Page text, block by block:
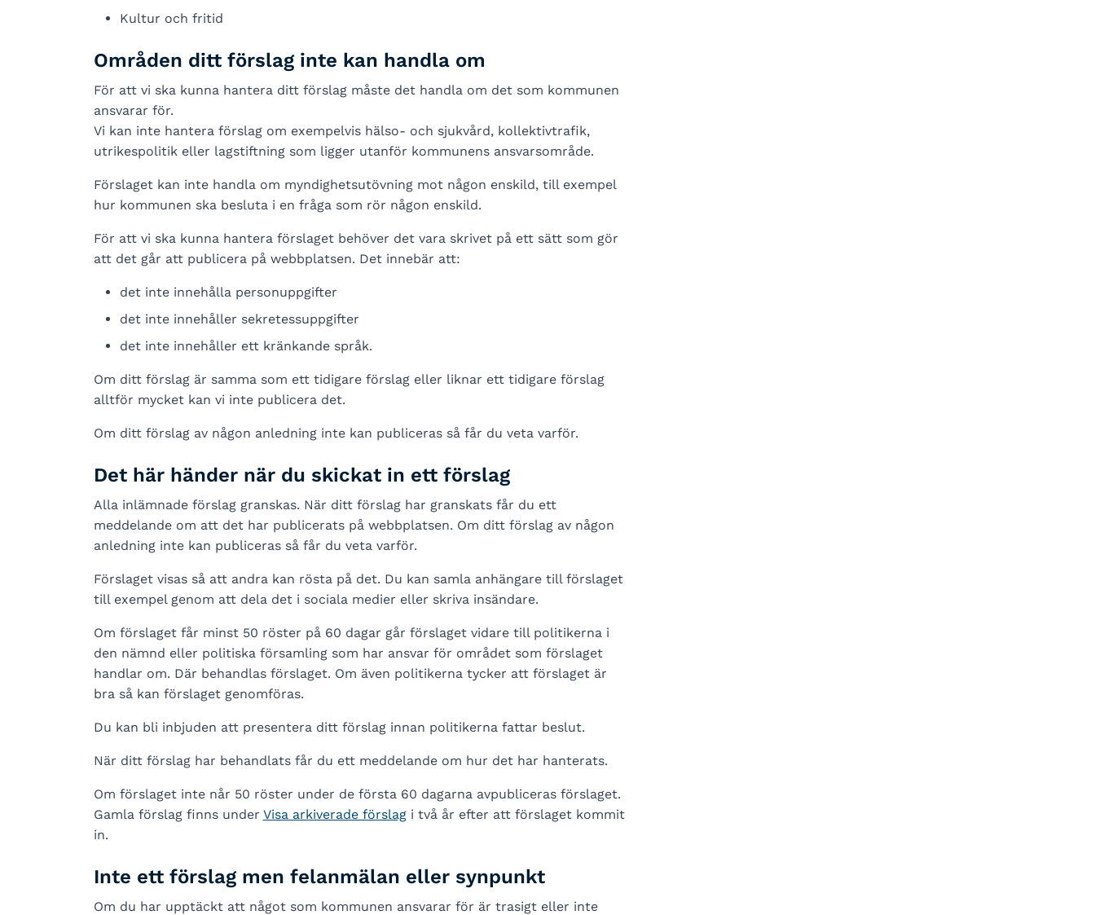
Kultur och fritid
Områden ditt förslag inte kan handla om
För att vi ska kunna hantera ditt förslag måste det handla om det som kommunen
ansvarar för.
Vi kan inte hantera förslag om exempelvis hälso- och sjukvård, kollektivtrafik,
utrikespolitik eller lagstiftning som ligger utanför kommunens ansvarsområde.
Förslaget kan inte handla om myndighetsutövning mot någon enskild, till exempel
hur kommunen ska besluta i en fråga som rör någon enskild.
För att vi ska kunna hantera förslaget behöver det vara skrivet på ett sätt som gör
att det går att publicera på webbplatsen. Det innebär att:
det inte innehålla personuppgifter
det inte innehåller sekretessuppgifter
det inte innehåller ett kränkande språk.
Om ditt förslag är samma som ett tidigare förslag eller liknar ett tidigare förslag
alltför mycket kan vi inte publicera det.
Om ditt förslag av någon anledning inte kan publiceras så får du veta varför.
Det här händer när du skickat in ett förslag
Alla inlämnade förslag granskas. När ditt förslag har granskats får du ett
meddelande om att det har publicerats på webbplatsen. Om ditt förslag av någon
anledning inte kan publiceras så får du veta varför.
Förslaget visas så att andra kan rösta på det. Du kan samla anhängare till förslaget
till exempel genom att dela det i sociala medier eller skriva insändare.
Om förslaget får minst 50 röster på 60 dagar går förslaget vidare till politikerna i
den nämnd eller politiska församling som har ansvar för området som förslaget
handlar om. Där behandlas förslaget. Om även politikerna tycker att förslaget är
bra så kan förslaget genomföras.
Du kan bli inbjuden att presentera ditt förslag innan politikerna fattar beslut.
När ditt förslag har behandlats får du ett meddelande om hur det har hanterats.
Om förslaget inte når 50 röster under de första 60 dagarna avpubliceras förslaget.
Gamla förslag finns under Visa arkiverade förslagi två år efter att förslaget kommit
in.
Inte ett förslag men felanmälan eller synpunkt
Om du har upptäckt att något som kommunen ansvarar för är trasigt eller inte